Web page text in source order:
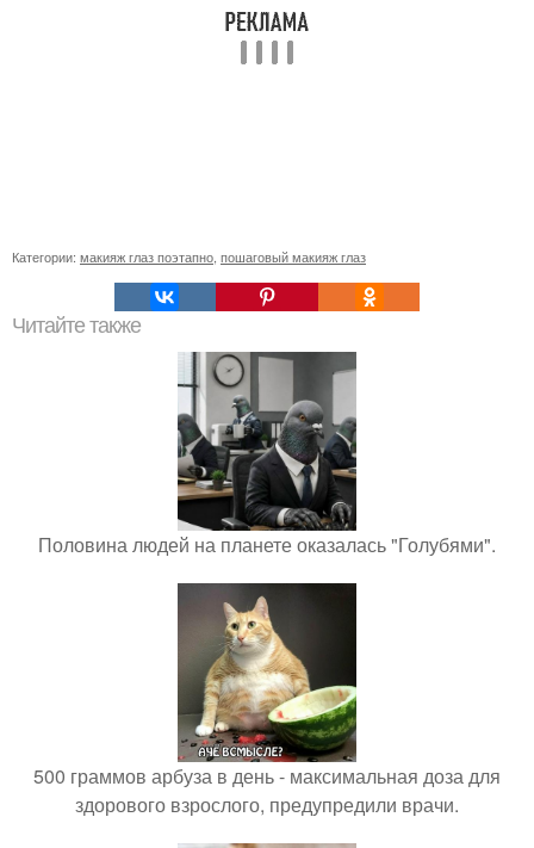
Категории: макияж глаз поэтапно пошаговый макияж глаз
Читайте также
Половина людей на планете оказалась "Голубями".
500 граммов арбуза в день - максимальная доза для
здорового взрослого, предупредили врачи.